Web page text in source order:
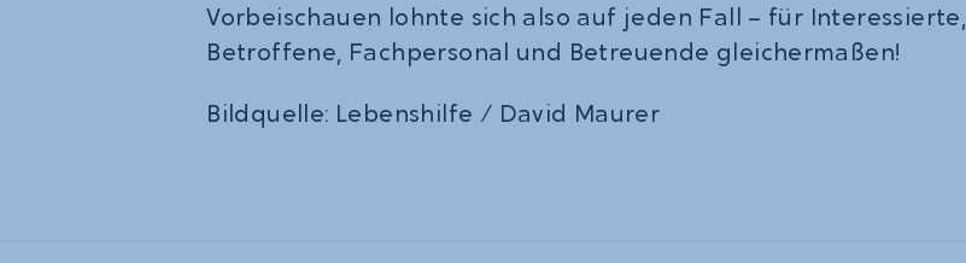
Vorbeischauen lohnte sich also auf jeden Fall – für Interessierte,
Betroffene, Fachpersonal und Betreuende gleichermaßen!
Bildquelle: Lebenshilfe / David Maurer